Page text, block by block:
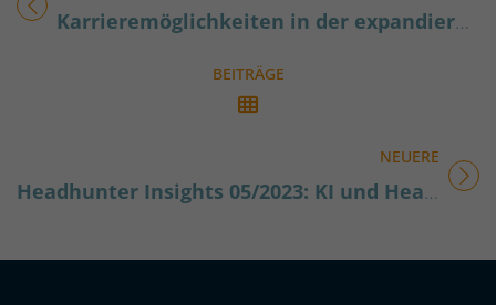
Titel für Beitrag
Karrieremöglichkeiten in der expandierenden Wasserstoffbranche
BEITRÄGE
NEUERE
Titel für Beitrag
Headhunter Insights 05/2023: KI und Headhunting